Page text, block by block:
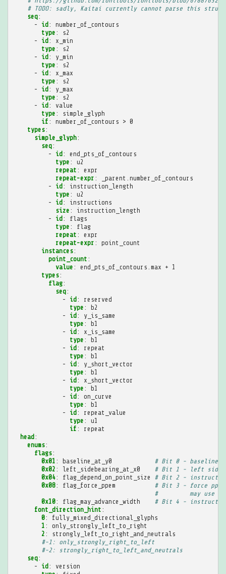
# TODO: sadly, Kaitai currently cannot parse this
seq:
-
id :
number_of_contours
type :
s2
-
id :
x_min
type :
s2
-
id :
y_min
type :
s2
-
id :
x_max
type :
s2
-
id :
y_max
type :
s2
-
id :
value
type :
simple_glyph
if :
number_of_contours > 0
types:
simple_glyph:
seq:
-
id :
end_pts_of_contours
type :
u2
repeat :
expr
repeat-expr :
_parent.number_of_contours
-
id :
instruction_length
type :
u2
-
id :
instructions
size :
instruction_length
-
id :
flags
type :
flag
repeat :
expr
repeat-expr :
point_count
instances:
point_count :
value :
end_pts_of_contours.max + 1
types:
flag:
seq:
-
id :
reserved
type :
b2
-
id :
y_is_same
type :
b1
-
id :
x_is_same
type :
b1
-
id :
repeat
type :
b1
-
id :
y_short_vector
type :
b1
-
id :
x_short_vector
type :
b1
-
id :
on_curve
type :
b1
-
id :
repeat_value
type :
u1
if :
repeat
head :
enums:
flags:
0x01 : baseline_at_y0
# Bit 0 - baseline
0x02 : left_sidebearing_at_x0
# Bit 1 - left
0x04: flag_depend_on_point_size
# Bit 2 -
0x08: flag_force_ppem
# Bit 3 - force
#         may use
0x10: flag_may_advance_width
# Bit 4 -
font_direction_hint :
0:
fully_mixed_directional_glyphs
1 :
only_strongly_left_to_right
2 :
strongly_left_to_right_and_neutrals
#-1: only_strongly_right_to_left
#-2: strongly_right_to_left_and_neutrals
seq:
-
id :
version